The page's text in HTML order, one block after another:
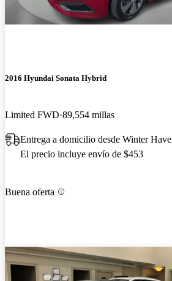
2016 Hyundai Sonata Hybrid
Limited FWD 89,554 millas
Entrega a domicilio desde Winter
El precio incluye envío de $453
Buena oferta